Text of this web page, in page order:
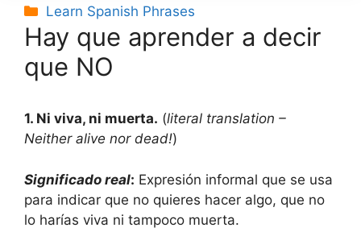
Categories
Learn Spanish Phrases
Hay que aprender a decir
que NO
1. Ni viva, ni muerta. (literal translation –
Neither alive nor dead!)
Significado real: Expresión informal que se usa
para indicar que no quieres hacer algo, que no
lo harí­as viva ni tampoco muerta.